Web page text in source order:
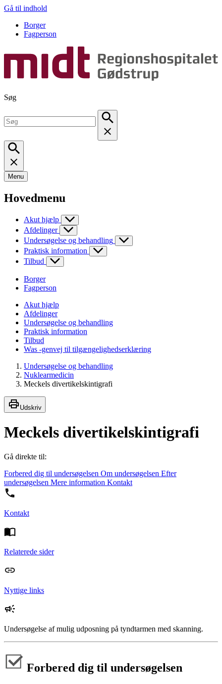
Gå til indhold
Borger
Fagperson
Søg
Menu
Hovedmenu
Akut hjælp
Afdelinger
Undersøgelse og behandling
Praktisk information
Tilbud
Borger
Fagperson
Akut hjælp
Afdelinger
Undersøgelse og behandling
Praktisk information
Tilbud
Was -genvej til tilgængelighedserklæring
Undersøgelse og behandling
Nuklearmedicin
Meckels divertikelskintigrafi
Udskriv
Meckels divertikelskintigrafi
Gå direkte til:
Forbered dig til undersøgelsen Om undersøgelsen Efter
undersøgelsen Mere information Kontakt
Kontakt
Relaterede sider
Nyttige links
Undersøgelse af mulig udposning på tyndtarmen med skanning.
Forbered dig til undersøgelsen